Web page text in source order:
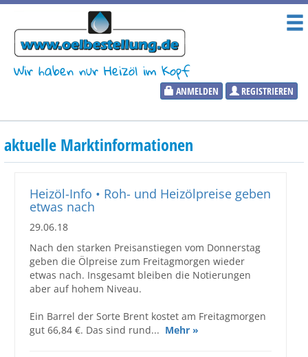
Wir haben nur Heizöl im Kopf
ANMELDEN REGISTRIEREN
Heizölpreise
Aktueller Heizölpreis
Marktinformationen
Wunschpreis Benachrichtigung
Großbestellungen
aktuelle Marktinformationen
Heizöl-Info • Roh- und Heizölpreise geben
etwas nach
29.06.18
Nach den starken Preisanstiegen vom Donnerstag
geben die Ölpreise zum Freitagmorgen wieder
etwas nach. Insgesamt bleiben die Notierungen
aber auf hohem Niveau.
Ein Barrel der Sorte Brent kostet am Freitagmorgen
gut 66,84 €. Das sind rund... Mehr »